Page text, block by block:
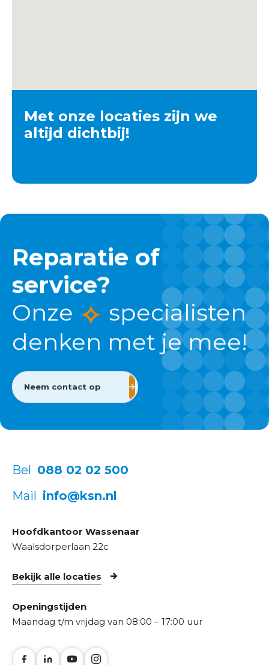
Met onze locaties zijn we
altijd dichtbij!
Reparatie of
service?
Onze
specialisten
denken met je mee!
Neem contact op
Bel 088 02 02 500
Mail info@ksn.nl
Hoofdkantoor Wassenaar
Waalsdorperlaan 22c
Bekijk alle locaties
Openingstijden
Maandag t/m vrijdag van 08:00 – 17:00 uur